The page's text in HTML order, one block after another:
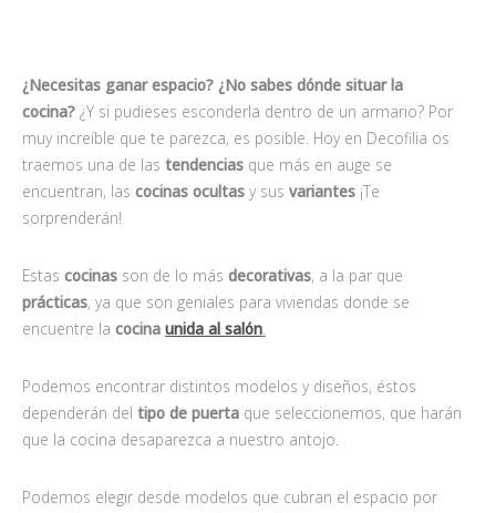
¿Necesitas ganar espacio? ¿No sabes dónde situar la
cocina? ¿Y si pudieses esconderla dentro de un armario? Por
muy increíble que te parezca, es posible. Hoy en Decofilia os
traemos una de las tendencias que más en auge se
encuentran, las cocinas ocultas y sus variantes ¡Te
sorprenderán!
Estas cocinas son de lo más decorativas, a la par que
prácticas, ya que son geniales para viviendas donde se
encuentre la cocina unida al salón.
Podemos encontrar distintos modelos y diseños, éstos
dependerán del tipo de puerta que seleccionemos, que harán
que la cocina desaparezca a nuestro antojo.
Podemos elegir desde modelos que cubran el espacio por